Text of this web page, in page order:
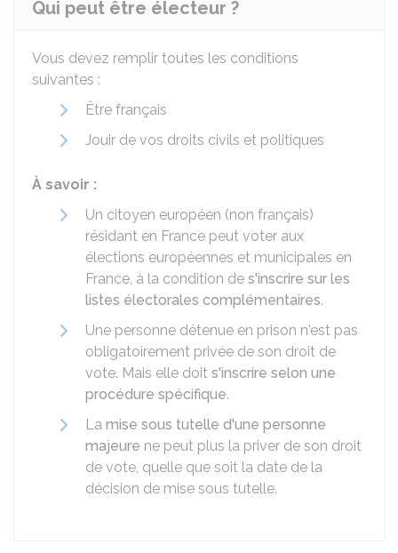
Qui peut être électeur ?
Vous devez remplir toutes les conditions
suivantes :
Être français
Jouir de vos droits civils et politiques
À savoir :
Un citoyen européen (non français)
résidant en France peut voter aux
élections européennes et municipales en
France, à la condition de s'inscrire sur les
listes électorales complémentaires.
Une personne détenue en prison n'est pas
obligatoirement privée de son droit de
vote. Mais elle doit s'inscrire selon une
procédure spécifique.
La mise sous tutelle d'une personne
majeure ne peut plus la priver de son droit
de vote, quelle que soit la date de la
décision de mise sous tutelle.